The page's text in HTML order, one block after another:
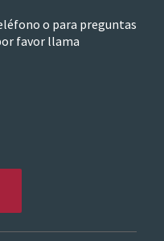
o para preguntas
favor llama